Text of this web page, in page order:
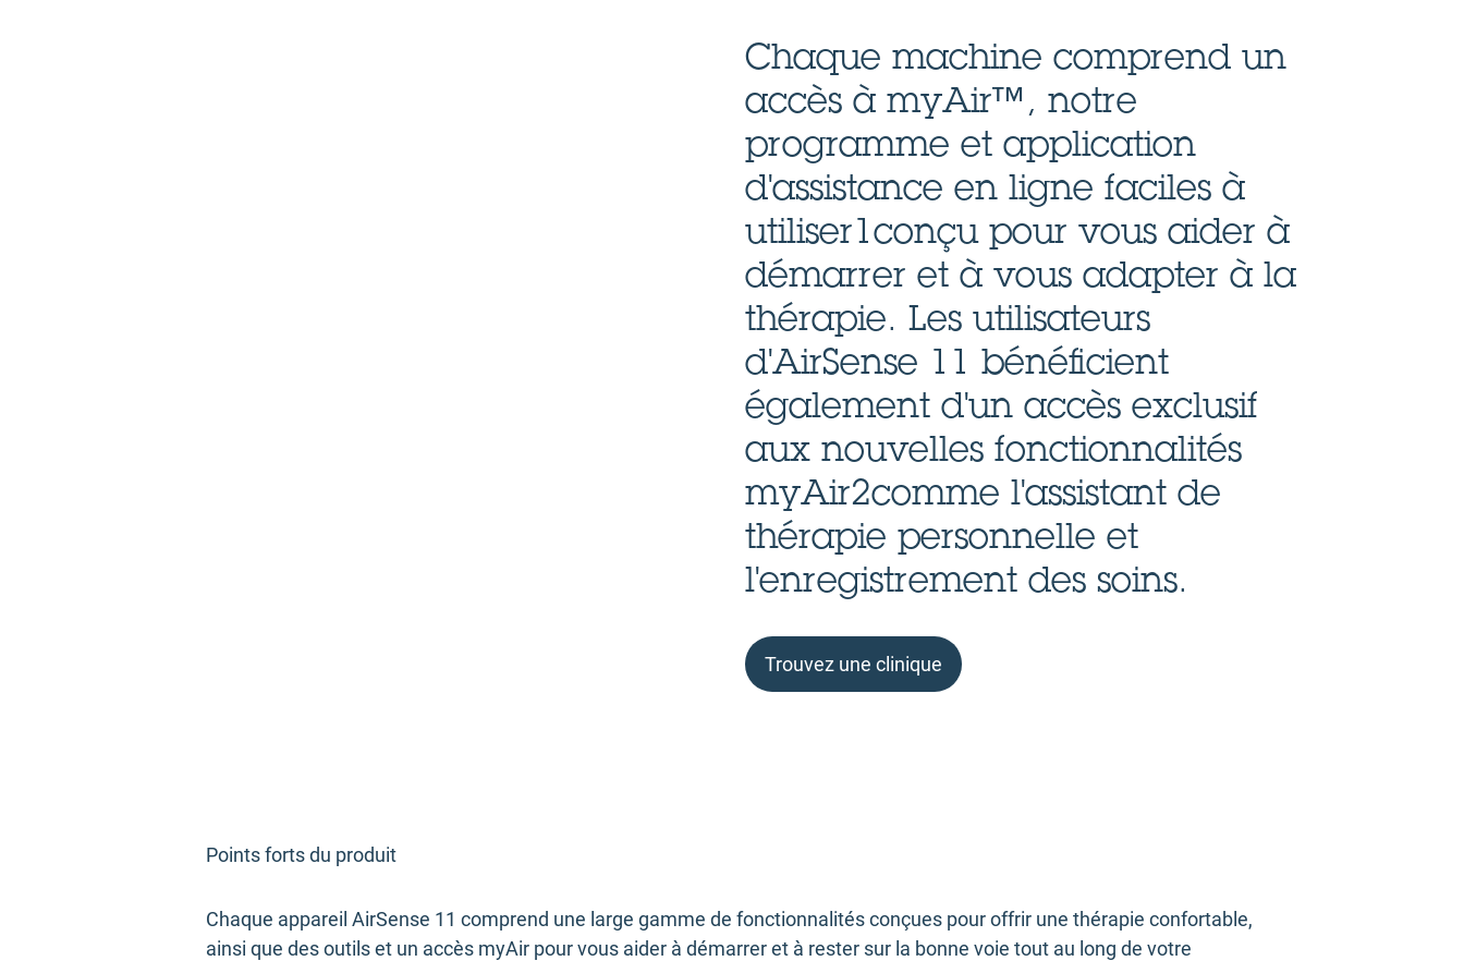
Chaque machine comprend un
accès à myAir™, notre
programme et application
d'assistance en ligne faciles à
utiliser1conçu pour vous aider à
démarrer et à vous adapter à la
thérapie. Les utilisateurs
d'AirSense 11 bénéficient
également d'un accès exclusif
aux nouvelles fonctionnalités
myAir2comme l'assistant de
thérapie personnelle et
l'enregistrement des soins.
Trouvez une clinique
Points forts du produit
Chaque appareil AirSense 11 comprend une large gamme de fonctionnalités conçues pour offrir une thérapie confortable,
ainsi que des outils et un accès myAir pour vous aider à démarrer et à rester sur la bonne voie tout au long de votre